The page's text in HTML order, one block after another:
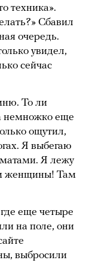
техника».
Сбавил
очередь.
увидел,
сейчас
То ли
немножко еще
ощутил,
Я выбегаю
Я лежу
женщины! Там
еще четыре
на поле, они
выбросили